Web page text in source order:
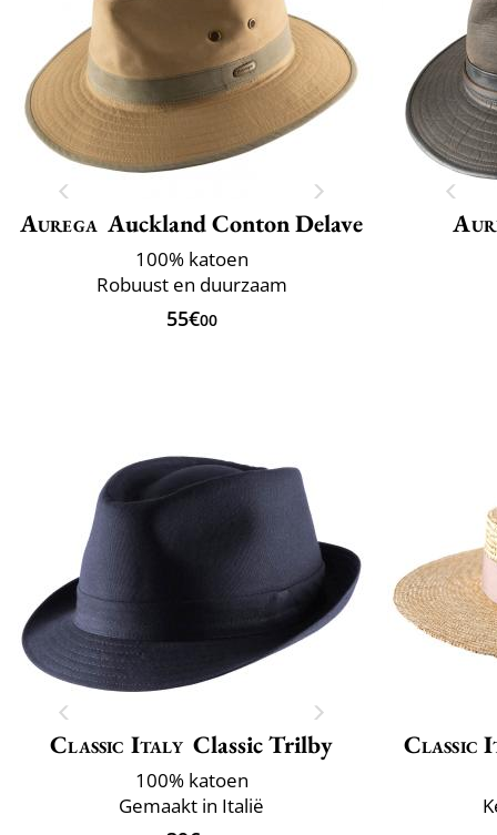
Aurega Auckland Conton Delave
100% katoen
Robuust en duurzaam
55€00
Classic Italy Classic Trilby
100% katoen
Gemaakt in Italië
Classic